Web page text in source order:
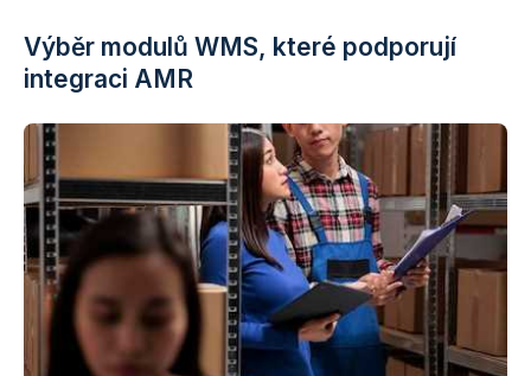
Výběr modulů WMS, které podporují
integraci AMR